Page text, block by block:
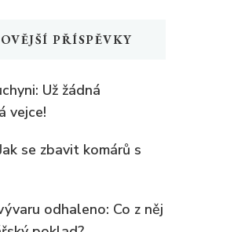
PŘÍSPĚVKY
Už žádná
vejce!
se zbavit komárů s
odhaleno: Co z něj